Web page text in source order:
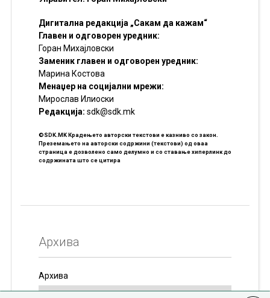
Дигитална редакција „Сакам да кажам“
Главен и одговорен уредник:
Горан Михајловски
Заменик главен и одговорен уредник:
Марина Костова
Менаџер на социјални мрежи:
Мирослав Илиоски
Редакцијa: sdk@sdk.mk
©SDK.MK Крадењето авторски текстови е казниво со закон.
Преземањето на авторски содржини (текстови) од оваа
страница е дозволено само делумно и со ставање хиперлинк до
содржината што се цитира
Архива
Архива